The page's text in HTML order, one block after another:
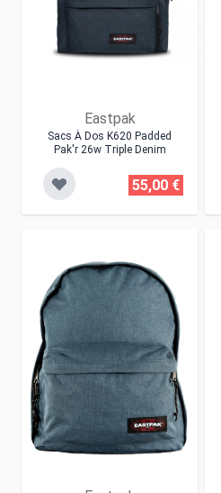
Eastpak
Sacs À Dos K620 Padded
Pak'r 26w Triple Denim
55,00 €